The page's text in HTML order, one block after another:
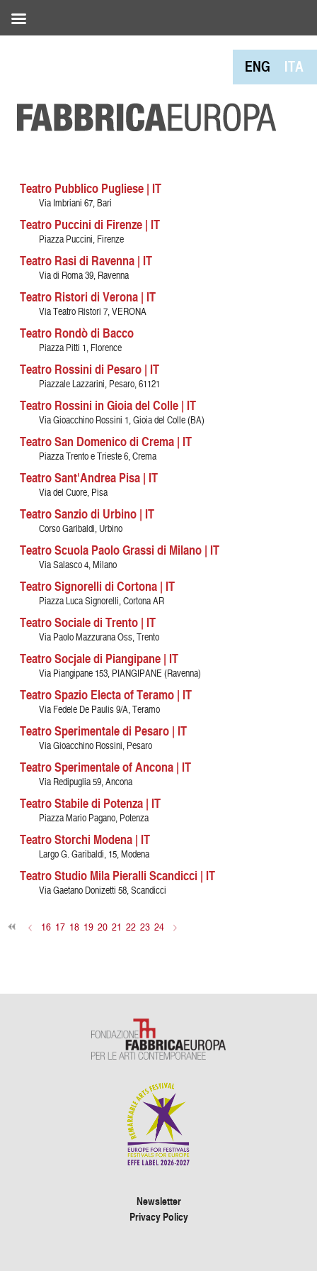
ENG ITA
Teatro Pubblico Pugliese | IT
Via Imbriani 67, Bari
Teatro Puccini di Firenze | IT
Piazza Puccini, Firenze
Teatro Rasi di Ravenna | IT
Via di Roma 39, Ravenna
Teatro Ristori di Verona | IT
Via Teatro Ristori 7, VERONA
Teatro Rondò di Bacco
Piazza Pitti 1, Florence
Teatro Rossini di Pesaro | IT
Piazzale Lazzarini, Pesaro, 61121
Teatro Rossini in Gioia del Colle | IT
Via Gioacchino Rossini 1, Gioia del Colle (BA)
Teatro San Domenico di Crema | IT
Piazza Trento e Trieste 6, Crema
Teatro Sant'Andrea Pisa | IT
Via del Cuore, Pisa
Teatro Sanzio di Urbino | IT
Corso Garibaldi, Urbino
Teatro Scuola Paolo Grassi di Milano | IT
Via Salasco 4, Milano
Teatro Signorelli di Cortona | IT
Piazza Luca Signorelli, Cortona AR
Teatro Sociale di Trento | IT
Via Paolo Mazzurana Oss, Trento
Teatro Socjale di Piangipane | IT
Via Piangipane 153, PIANGIPANE (Ravenna)
Teatro Spazio Electa of Teramo | IT
Via Fedele De Paulis 9/A, Teramo
Teatro Sperimentale di Pesaro | IT
Via Gioacchino Rossini, Pesaro
Teatro Sperimentale of Ancona | IT
Via Redipuglia 59, Ancona
Teatro Stabile di Potenza | IT
Piazza Mario Pagano, Potenza
Teatro Storchi Modena | IT
Largo G. Garibaldi, 15, Modena
Teatro Studio Mila Pieralli Scandicci | IT
Via Gaetano Donizetti 58, Scandicci
< 16 17 18 19 20 21 22 23 24 >
Newsletter
Privacy Policy